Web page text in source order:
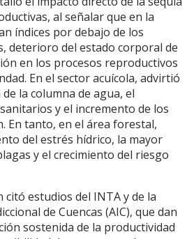
al señalar que en la
índices por debajo de los
deterioro del estado corporal de
en los procesos reproductivos
En el sector acuícola, advirtió
la columna de agua, el
y el incremento de los
En tanto, en el área forestal,
del estrés hídrico, la mayor
y el crecimiento del riesgo
citó estudios del INTA y de la
de Cuencas (AIC), que dan
sostenida de la productividad